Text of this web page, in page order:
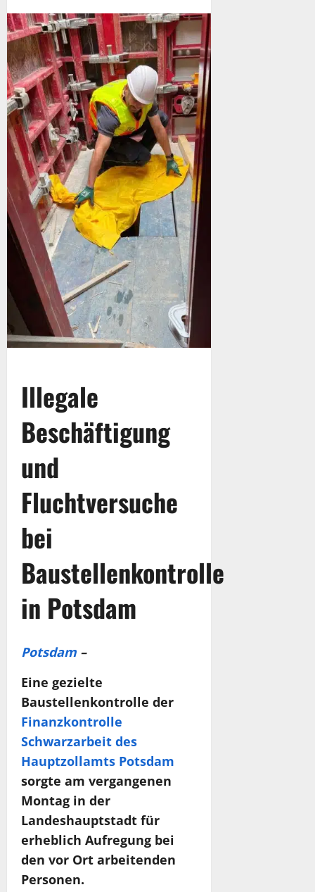
Illegale
Beschäftigung
und
Fluchtversuche
bei
Baustellenkontrolle
in Potsdam
Potsdam –
Eine gezielte
Baustellenkontrolle der
Finanzkontrolle
Schwarzarbeit des
Hauptzollamts Potsdam
sorgte am vergangenen
Montag in der
Landeshauptstadt für
erheblich Aufregung bei
den vor Ort arbeitenden
Personen.